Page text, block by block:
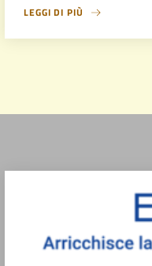
LEGGI DI PIÙ